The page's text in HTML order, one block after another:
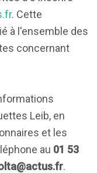
. Cette
à l'ensemble des
concernant
Leib, en
et les
au 01 53
.